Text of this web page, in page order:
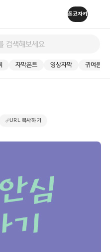
자막폰트 영상자막 귀여운
URL 복사하기